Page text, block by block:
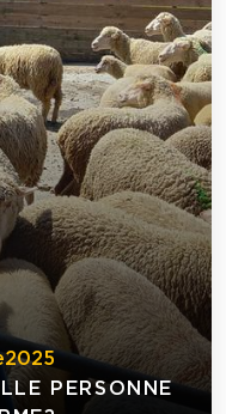
2025
PERSONNE